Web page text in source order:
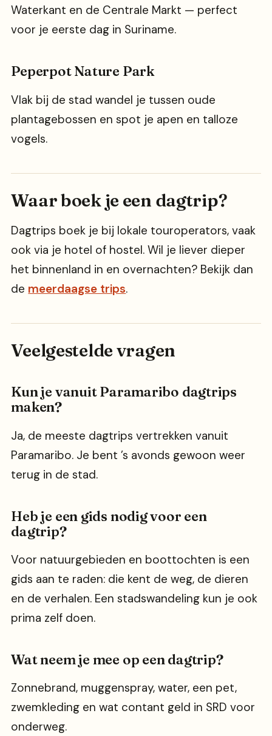
Waterkant en de Centrale Markt — perfect
voor je eerste dag in Suriname.
Peperpot Nature Park
Vlak bij de stad wandel je tussen oude
plantagebossen en spot je apen en talloze
vogels.
Waar boek je een dagtrip?
Dagtrips boek je bij lokale touroperators, vaak
ook via je hotel of hostel. Wil je liever dieper
het binnenland in en overnachten? Bekijk dan
de meerdaagse trips.
Veelgestelde vragen
Kun je vanuit Paramaribo dagtrips
maken?
Ja, de meeste dagtrips vertrekken vanuit
Paramaribo. Je bent ’s avonds gewoon weer
terug in de stad.
Heb je een gids nodig voor een
dagtrip?
Voor natuurgebieden en boottochten is een
gids aan te raden: die kent de weg, de dieren
en de verhalen. Een stadswandeling kun je ook
prima zelf doen.
Wat neem je mee op een dagtrip?
Zonnebrand, muggenspray, water, een pet,
zwemkleding en wat contant geld in SRD voor
onderweg.